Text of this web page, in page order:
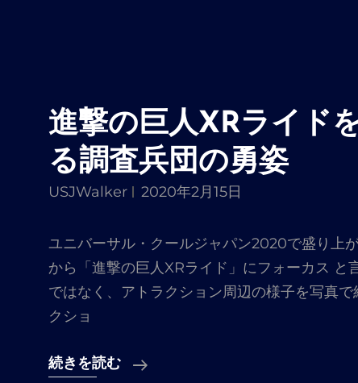
進撃の巨人XRライド
る調査兵団の勇姿
USJWalker 2020年2月15日
ユニバーサル・クールジャパン2020で盛り上
から「進撃の巨人XRライド」にフォーカス と
ではなく、アトラクション周辺の様子を写真で
クショ
続きを読む
進